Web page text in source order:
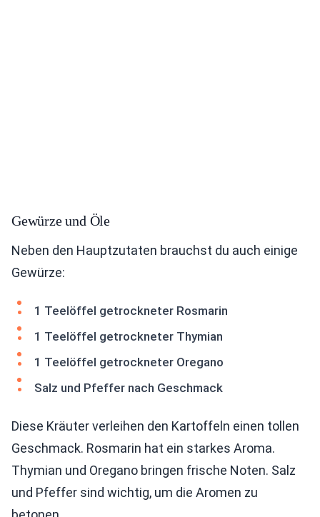
Gewürze und Öle
Neben den Hauptzutaten brauchst du auch einige
Gewürze:
1 Teelöffel getrockneter Rosmarin
1 Teelöffel getrockneter Thymian
1 Teelöffel getrockneter Oregano
Salz und Pfeffer nach Geschmack
Diese Kräuter verleihen den Kartoffeln einen tollen
Geschmack. Rosmarin hat ein starkes Aroma.
Thymian und Oregano bringen frische Noten. Salz
und Pfeffer sind wichtig, um die Aromen zu